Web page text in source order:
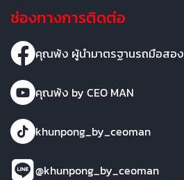
ช่องทางการติดต่อ
คุณพ้ง ผู้นำมาตรฐานรถมือสอง
คุณพ้ง by CEO MAN
khunpong_by_ceoman
@khunpong_by_ceoman